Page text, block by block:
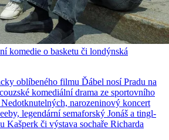
komedie o basketu či londýnská
oblíbeného filmu Ďábel nosí Pradu na
komediální drama ze sportovního
narozeninový koncert
legendární semaforský Jonáš a tingl-
Kašperk či výstava sochaře Richarda